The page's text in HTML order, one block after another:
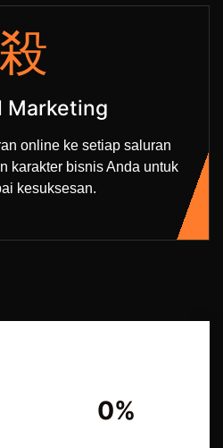
Marketing
online ke setiap saluran
karakter bisnis Anda untuk
kesuksesan.
0%